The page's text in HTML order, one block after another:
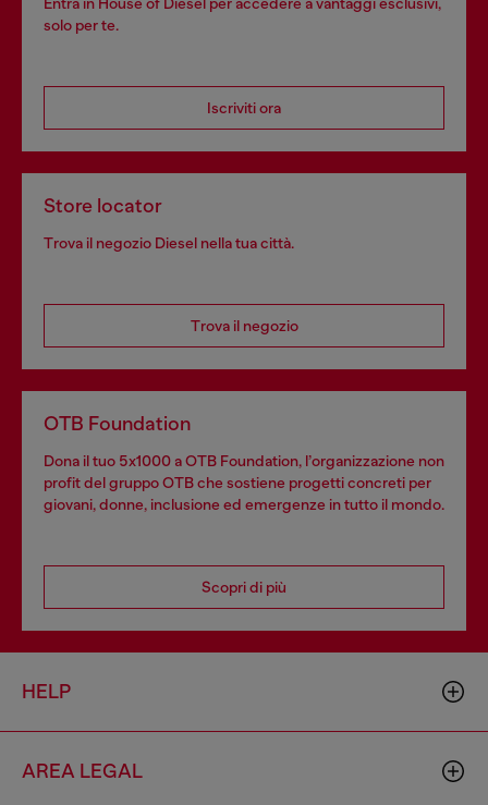
solo per te.
Iscriviti ora
Store locator
Trova il negozio Diesel nella tua città.
Trova il negozio
OTB Foundation
Dona il tuo 5x1000 a OTB Foundation, l’organizzazione non
profit del gruppo OTB che sostiene progetti concreti per
giovani, donne, inclusione ed emergenze in tutto il mondo.
Scopri di più
HELP
AREA LEGAL